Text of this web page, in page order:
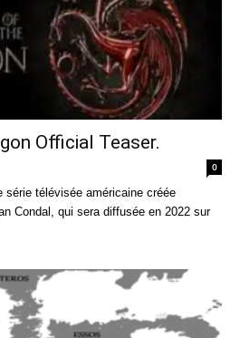
Official Teaser.
0
série télévisée américaine créée
Condal, qui sera diffusée en 2022 sur